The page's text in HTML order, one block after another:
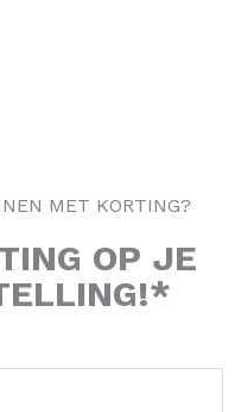
MET KORTING?
OP JE